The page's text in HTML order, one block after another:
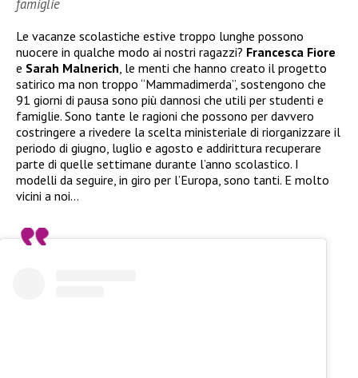
famiglie
Le vacanze scolastiche estive troppo lunghe possono
nuocere in qualche modo ai nostri ragazzi? Francesca Fiore
e Sarah Malnerich, le menti che hanno creato il progetto
satirico ma non troppo “Mammadimerda”, sostengono che
91 giorni di pausa sono più dannosi che utili per studenti e
famiglie. Sono tante le ragioni che possono per davvero
costringere a rivedere la scelta ministeriale di riorganizzare il
periodo di giugno, luglio e agosto e addirittura recuperare
parte di quelle settimane durante l’anno scolastico. I
modelli da seguire, in giro per l’Europa, sono tanti. E molto
vicini a noi…